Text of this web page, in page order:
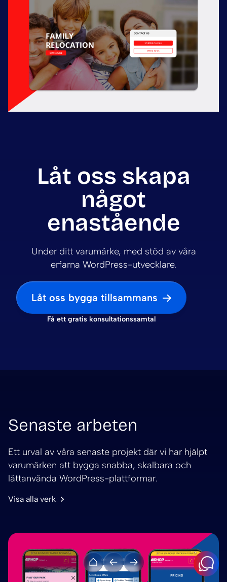
Låt oss skapa
något
enastående
Under ditt varumärke, med stöd av våra
erfarna WordPress-utvecklare.
Låt oss bygga tillsammans
Få ett gratis konsultationssamtal
Senaste arbeten
Ett urval av våra senaste projekt där vi har hjälpt
varumärken att bygga snabba, skalbara och
lättanvända WordPress-plattformar.
Visa alla verk